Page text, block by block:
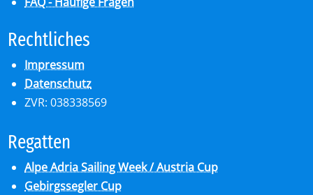
Recht­li­ches
Impressum
Datenschutz
ZVR: 038338569
Re­gat­ten
Alpe Adria Sailing Week / Austria Cup
Gebirgssegler Cup